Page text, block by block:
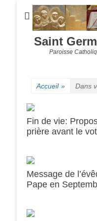
Saint
Paroisse
Accueil » Dans
Fin de vie:
prière avant le
Message de
Pape en